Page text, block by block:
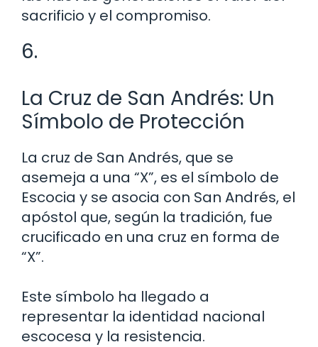
sacrificio y el compromiso.
6.
La Cruz de San Andrés: Un
Símbolo de Protección
La cruz de San Andrés, que se
asemeja a una “X”, es el símbolo de
Escocia y se asocia con San Andrés, el
apóstol que, según la tradición, fue
crucificado en una cruz en forma de
“X”.
Este símbolo ha llegado a
representar la identidad nacional
escocesa y la resistencia.